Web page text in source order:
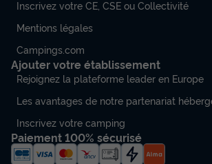
MOBILHOME 6 personnes -
TOSCANA - 35m² - 2 Chambres
Surface
35m²
Adultes
6 2
Animaux autorisés * Cafetière Congélateur
Salon de jardin
+ 2
Inscrivez votre CE, CSE ou Collectivité
Mentions légales
Campings.com
Ajouter votre établissement
Rejoignez la plateforme leader en Europe
Les avantages de notre partenariat
Inscrivez votre camping
Paiement 100% sécurisé